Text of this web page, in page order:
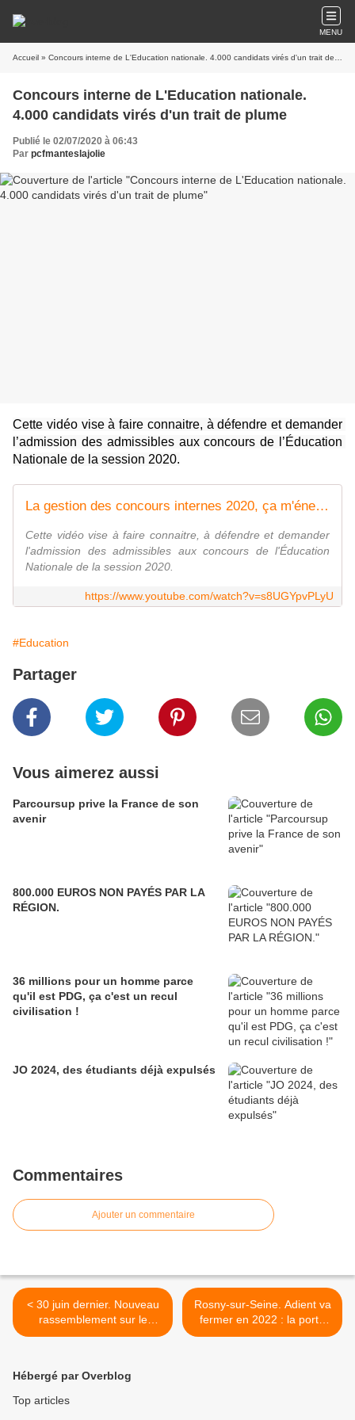
MENU
Accueil » Concours interne de L'Education nationale. 4.000 candidats virés d'un trait de plume
Concours interne de L'Education nationale.
4.000 candidats virés d'un trait de plume
Publié le 02/07/2020 à 06:43
Par pcfmanteslajolie
Cette vidéo vise à faire connaitre, à défendre et demander
l’admission des admissibles aux concours de l’Éducation
Nationale de la session 2020.
La gestion des concours internes 2020, ça m'énerve !
Cette vidéo vise à faire connaitre, à défendre et demander
l'admission des admissibles aux concours de l'Éducation
Nationale de la session 2020.
https://www.youtube.com/watch?v=s8UGYpvPLyU
#Education
Partager
Vous aimerez aussi
Parcoursup prive la France de son
avenir
800.000 EUROS NON PAYÉS PAR LA
RÉGION.
36 millions pour un homme parce
qu'il est PDG, ça c'est un recul
civilisation !
JO 2024, des étudiants déjà expulsés
Commentaires
Ajouter un commentaire
< 30 juin dernier. Nouveau
rassemblement sur le
Parvis de l'Hôpital
Rosny-sur-Seine. Adient va
fermer en 2022 : la porte
pour 176 salariés >
Hébergé par Overblog
Top articles